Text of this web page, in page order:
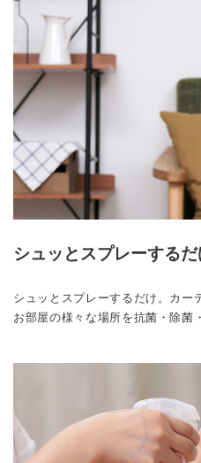
シュッとスプレーする
シュッとスプレーするだけ。カー
お部屋の様々な場所を抗菌・除菌